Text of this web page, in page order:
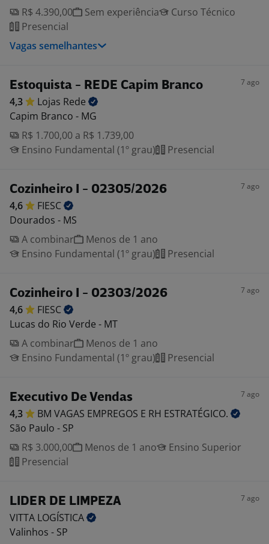
R$ 4.390,00
Sem experiência
Curso Técnico
Presencial
Vagas semelhantes
Estoquista - REDE Capim Branco 7 ago
4,3 Lojas Rede
Capim Branco - MG
R$ 1.700,00 a R$ 1.739,00
Ensino Fundamental (1º grau)
Presencial
Cozinheiro I - 02305/2026 7 ago
4,6
FIESC
Dourados - MS
A combinar
Menos de 1 ano
Ensino Fundamental (1º grau)
Presencial
Cozinheiro I - 02303/2026 7 ago
4,6
FIESC
Lucas do Rio Verde - MT
A combinar
Menos de 1 ano
Ensino Fundamental (1º grau)
Presencial
Executivo De Vendas 7 ago
4,3 BM VAGAS EMPREGOS E RH ESTRATÉGICO.
São Paulo - SP
R$ 3.000,00
Menos de 1 ano
Ensino Superior
Presencial
LIDER DE LIMPEZA 7 ago
VITTA LOGÍSTICA
Valinhos - SP